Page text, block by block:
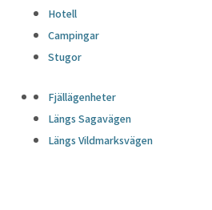
Hotell
Campingar
Stugor
Fjällägenheter
Längs Sagavägen
Längs Vildmarksvägen